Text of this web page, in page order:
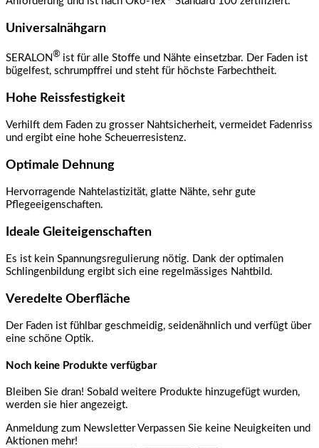
Universalnähgarn
SERALON® ist für alle Stoffe und Nähte einsetzbar. Der Faden ist
bügelfest, schrumpffrei und steht für höchste Farbechtheit.
Hohe Reissfestigkeit
Verhilft dem Faden zu grosser Nahtsicherheit, vermeidet Fadenriss
und ergibt eine hohe Scheuerresistenz.
Optimale Dehnung
Hervorragende Nahtelastizität, glatte Nähte, sehr gute
Pflegeeigenschaften.
Ideale Gleiteigenschaften
Es ist kein Spannungsregulierung nötig. Dank der optimalen
Schlingenbildung ergibt sich eine regelmässiges Nahtbild.
Veredelte Oberfläche
Der Faden ist fühlbar geschmeidig, seidenähnlich und verfügt über
eine schöne Optik.
Noch keine Produkte verfügbar
Bleiben Sie dran! Sobald weitere Produkte hinzugefügt wurden,
werden sie hier angezeigt.
Anmeldung zum Newsletter Verpassen Sie keine Neuigkeiten und
Aktionen mehr!